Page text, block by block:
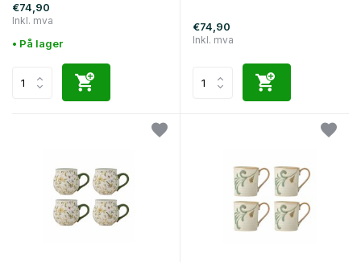
€74,90
Inkl. mva
• På lager
€74,90
Inkl. mva